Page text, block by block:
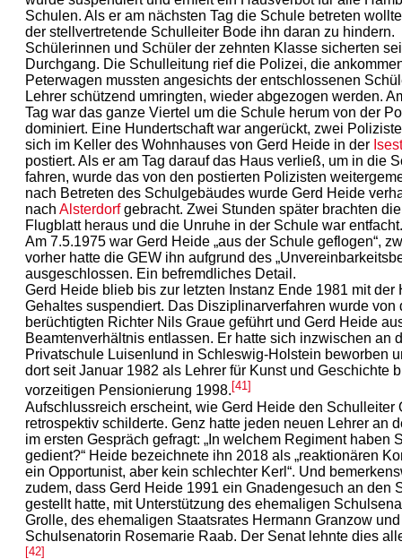
Schulen. Als er am nächsten Tag die Schule betreten
der stellvertretende Schulleiter Bode ihn daran zu hindern.
Schülerinnen und Schüler der zehnten Klasse sicherten
Durchgang. Die Schulleitung rief die Polizei, die
Peterwagen mussten angesichts der entschlossenen
Lehrer schützend umringten, wieder abgezogen werden.
Tag war das ganze Viertel um die Schule herum von der
dominiert. Eine Hundertschaft war angerückt, zwei
sich im Keller des Wohnhauses von Gerd Heide in der
postiert. Als er am Tag darauf das Haus verließ, um in die
fahren, wurde das von den postierten Polizisten
nach Betreten des Schulgebäudes wurde Gerd Heide
nach Alsterdorfgebracht. Zwei Stunden später brachten
Flugblatt heraus und die Unruhe in der Schule war entfacht.
Am 7.5.1975 war Gerd Heide „aus der Schule geflogen“,
vorher hatte die GEW ihn aufgrund des
ausgeschlossen. Ein befremdliches Detail.
Gerd Heide blieb bis zur letzten Instanz Ende 1981 mit der
Gehaltes suspendiert. Das Disziplinarverfahren wurde von
berüchtigten Richter Nils Graue geführt und Gerd Heide
Beamtenverhältnis entlassen. Er hatte sich inzwischen an
Privatschule Luisenlund in Schleswig-Holstein beworben
dort seit Januar 1982 als Lehrer für Kunst und Geschichte
vorzeitigen Pensionierung 1998. [41]
Aufschlussreich erscheint, wie Gerd Heide den Schulleiter
retrospektiv schilderte. Genz hatte jeden neuen Lehrer an
im ersten Gespräch gefragt: „In welchem Regiment haben
gedient?“ Heide bezeichnete ihn 2018 als „reaktionären
ein Opportunist, aber kein schlechter Kerl“. Und
zudem, dass Gerd Heide 1991 ein Gnadengesuch an den
gestellt hatte, mit Unterstützung des ehemaligen
Grolle, des ehemaligen Staatsrates Hermann Granzow
Schulsenatorin Rosemarie Raab. Der Senat lehnte dies
[42]